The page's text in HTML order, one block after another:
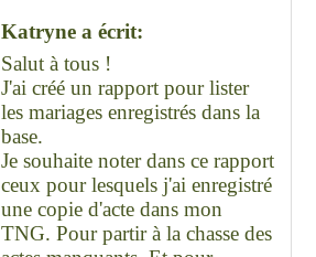
Katryne a écrit:
Salut à tous !
J'ai créé un rapport pour lister
les mariages enregistrés dans la
base.
Je souhaite noter dans ce rapport
ceux pour lesquels j'ai enregistré
une copie d'acte dans mon
TNG. Pour partir à la chasse des